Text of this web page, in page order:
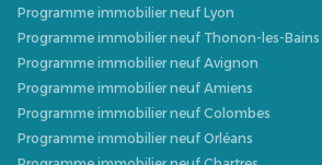
Programme immobilier neuf Lyon
Programme immobilier neuf Thonon-les-Bains
Programme immobilier neuf Avignon
Programme immobilier neuf Amiens
Programme immobilier neuf Colombes
Programme immobilier neuf Orléans